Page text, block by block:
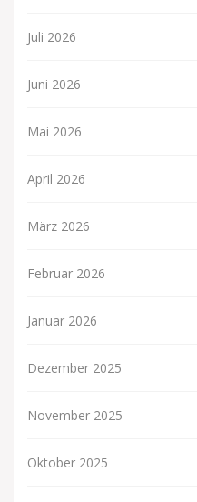
Juli 2026
Juni 2026
Mai 2026
April 2026
März 2026
Februar 2026
Januar 2026
Dezember 2025
November 2025
Oktober 2025